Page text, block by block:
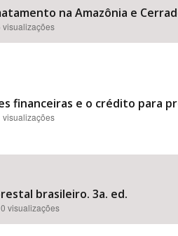
na Amazônia e
visualizações
financeiras e o crédito para
visualizações
brasileiro. 3a. ed.
visualizações